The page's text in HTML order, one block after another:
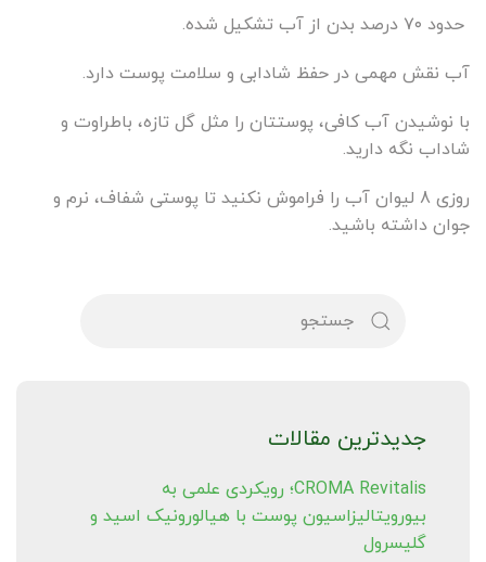
حدود ۷۰ درصد بدن از آب تشکیل شده.
آب نقش مهمی در حفظ شادابی و سلامت پوست دارد.
با نوشیدن آب کافی، پوستتان را مثل گل تازه، باطراوت و
شاداب نگه دارید.
روزی 8 لیوان آب را فراموش نکنید تا پوستی شفاف، نرم و
جوان داشته باشید.
جدیدترین مقالات
CROMA Revitalis؛ رویکردی علمی به
بیورویتالیزاسیون پوست با هیالورونیک اسید و
گلیسرول